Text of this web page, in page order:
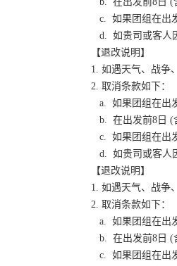
c. 如果团组在出
d. 如贵司或客人
【退改说明】
1. 如遇天气、战争
2. 取消条款如下：
a. 如果团组在出
b. 在出发前8日 (
c. 如果团组在出
d. 如贵司或客人
【退改说明】
1. 如遇天气、战争
2. 取消条款如下：
a. 如果团组在出
b. 在出发前8日 (
c. 如果团组在出